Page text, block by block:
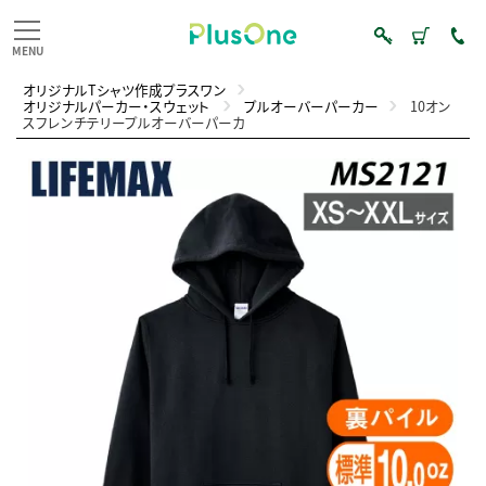
オリジナルTシャツ作成プラスワン
オリジナルパーカー・スウェット プルオーバーパーカー 10オン
スフレンチテリープルオーバーパーカ